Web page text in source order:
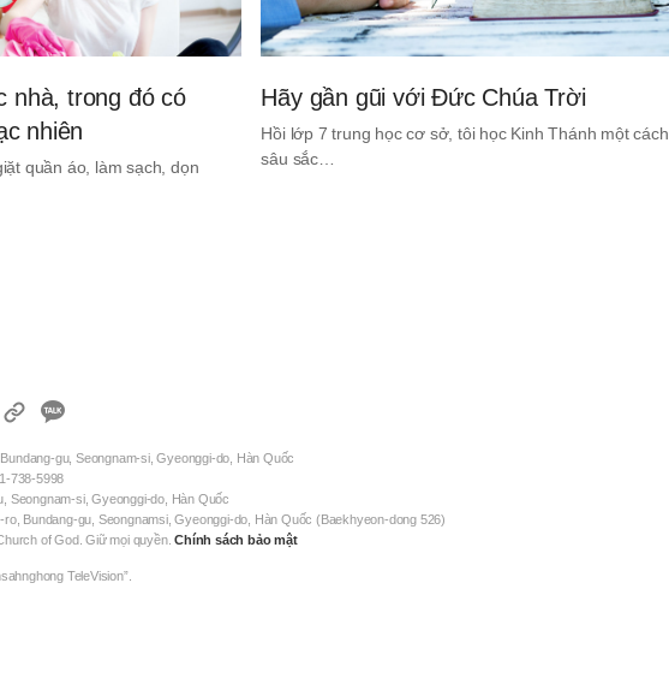
nhà, trong đó có
nhiên
quần áo, làm sạch, dọn
Hãy gần gũi với Đức Chúa Trời
Hồi lớp 7 trung học cơ sở, tôi học Kinh Thánh một cách
sâu sắc…
카
오
톡
공
하
gu, Seongnam-si, Gyeonggi-do, Hàn Quốc
738-5998
Seongnam-si, Gyeonggi-do, Hàn Quốc
Bundang-gu, Seongnamsi, Gyeonggi-do, Hàn Quốc (Baekhyeon-dong 526)
of God. Giữ mọi quyền.Chính sách bảo mật
TeleVision”.